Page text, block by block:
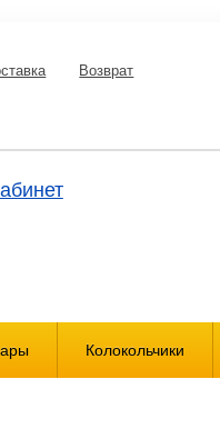
Возврат
Колокольчики